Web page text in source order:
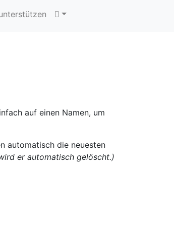
auf einen Namen, um
automatisch die neuesten
er automatisch gelöscht.)